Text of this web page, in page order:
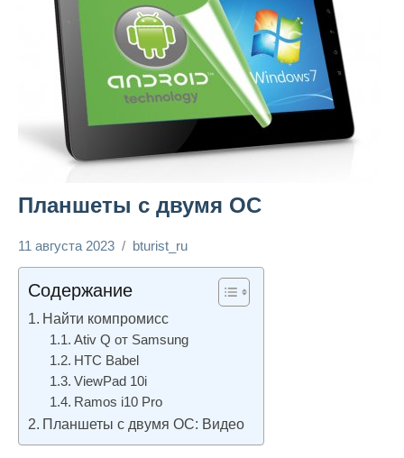
Планшеты с двумя ОС
гаджеты
11 августа 2023 bturist_ru
комментариев
Содержание
Найти компромисс
Ativ Q от Samsung
HTC Babel
ViewPad 10i
Ramos i10 Pro
Планшеты с двумя ОС: Видео